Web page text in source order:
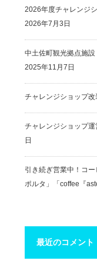
2026年度チャレンジ
2026年7月3日
中土佐町観光拠点施
2025年11月7日
チャレンジショップ改
チャレンジショップ
日
引き続ぎ営業中！コ
ポルタ」「coffee『
最近のコメント